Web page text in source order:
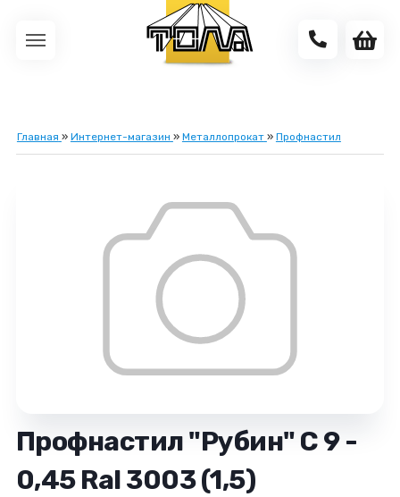
Главная » Интернет-магазин » Металлопрокат » Профнастил
Профнастил "Рубин" С 9 -
0,45 Ral 3003 (1,5)